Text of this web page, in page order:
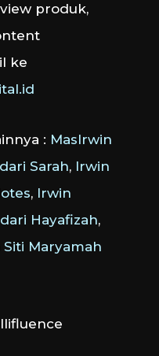
produk,
ke
: MasIrwin
Sarah, Irwin
, Irwin
Hayafizah,
Siti Maryamah